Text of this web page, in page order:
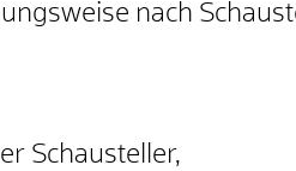
nach
Schausteller,